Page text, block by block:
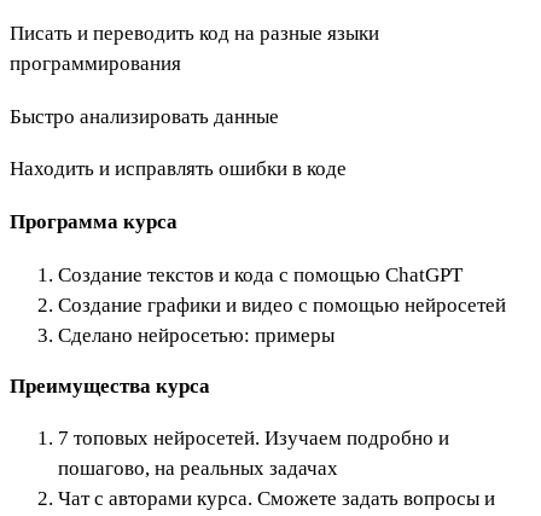
Писать и переводить код на разные языки
программирования
Быстро анализировать данные
Находить и исправлять ошибки в коде
Программа курса
Создание текстов и кода с помощью ChatGPT
Создание графики и видео с помощью нейросетей
Сделано нейросетью: примеры
Преимущества курса
7 топовых нейросетей. Изучаем подробно и
пошагово, на реальных задачах
Чат с авторами курса. Сможете задать вопросы и